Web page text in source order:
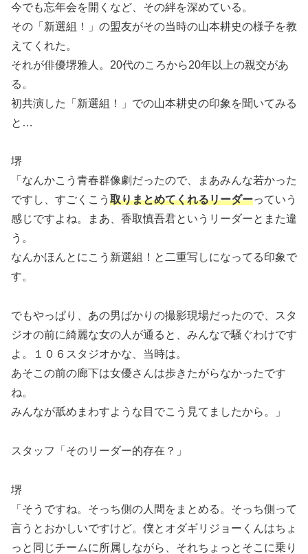
今でも忘年会を開くなど、その絆を深めている。
その「新選組！」の盟友がその当時の山本耕史の様子を教
えてくれた。
それが俳優堺雅人。20代のころから20年以上の親交があ
る。
初共演した「新選組！」での山本耕史の印象を聞いてみる
と…
堺
「なんかこう青春群像劇だったので、まあみんな若かった
ですし、すごくこう 取りまとめてくれるリーダーっていう
感じですよね。まあ、香取慎吾君というリーダーとまた違
う。
なんかほんとにこう新選組！と二重写しになってる印象で
す。
でもやっぱり、あの男ばかりの撮影現場だったので、スタ
ジオの前に綺麗な女の人が通ると、みんなで騒ぐわけです
よ。１０６スタジオかな、当時は。
あそこの前の廊下は女優さんは歩きたがらなかったです
ね。
みんなが舐めまわすような目でこう見てましたから。」
スタッフ「そのリーダー的存在？」
堺
「そうですね。そっち側の人間をまとめる。そっち側って
言うとおかしいですけど。僕とオダギリジョーくんはちょ
っと同じチームに所属しながら、それちょっとそこに乗り